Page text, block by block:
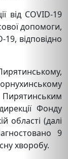
від COVID-19
допомоги,
19, відповідно
Фонду
області (далі
9
хворобу.